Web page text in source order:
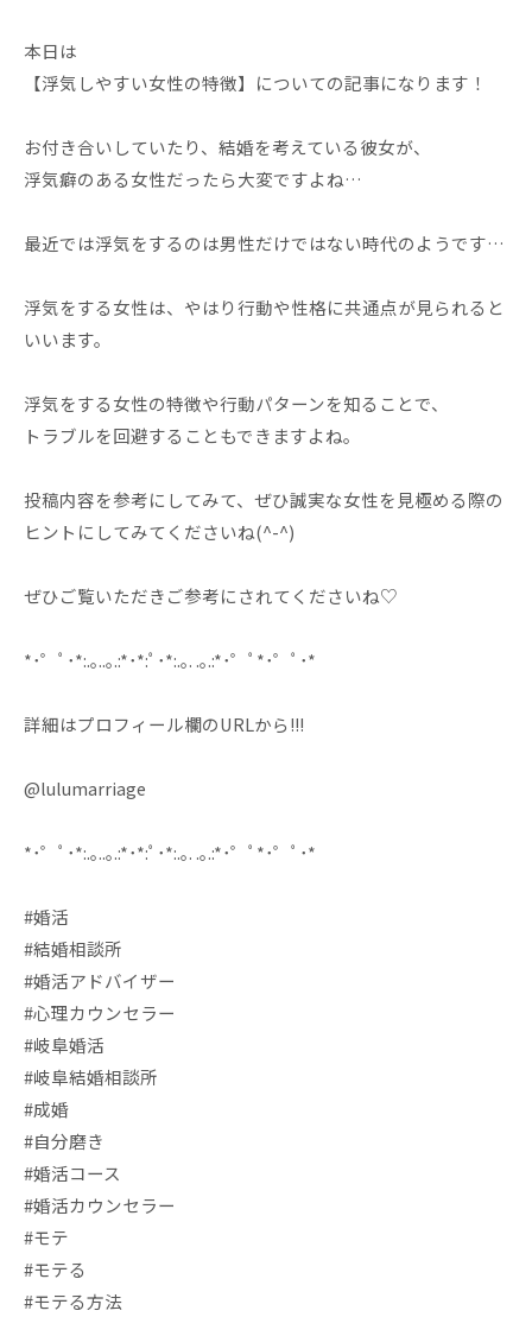
本日は
【浮気しやすい女性の特徴】についての記事になります！
お付き合いしていたり、結婚を考えている彼女が、
浮気癖のある女性だったら大変ですよね…
最近では浮気をするのは男性だけではない時代のようです…
浮気をする女性は、やはり行動や性格に共通点が見られると
いいます。
浮気をする女性の特徴や行動パターンを知ることで、
トラブルを回避することもできますよね。
投稿内容を参考にしてみて、ぜひ誠実な女性を見極める際の
ヒントにしてみてくださいね(^-^)
ぜひご覧いただきご参考にされてくださいね♡
*･゜ﾟ･*:.｡..｡.:*･*:ﾟ･*:.｡. .｡.:*･゜ﾟ*･゜ﾟ･*
詳細はプロフィール欄のURLから!!!
@lulumarriage
*･゜ﾟ･*:.｡..｡.:*･*:ﾟ･*:.｡. .｡.:*･゜ﾟ*･゜ﾟ･*
#婚活
#結婚相談所
#婚活アドバイザー
#心理カウンセラー
#岐阜婚活
#岐阜結婚相談所
#成婚
#自分磨き
#婚活コース
#婚活カウンセラー
#モテ
#モテる
#モテる方法